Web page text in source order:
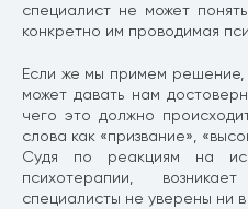
специалист не может
конкретно им проводимая
Если же мы примем решение,
может давать нам
чего это должно
слова как «призвание»,
Судя по реакциям на
психотерапии,
специалисты не уверены ни